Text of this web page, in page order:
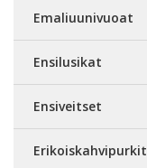
Emaliuunivuoat
Ensilusikat
Ensiveitset
Erikoiskahvipurkit